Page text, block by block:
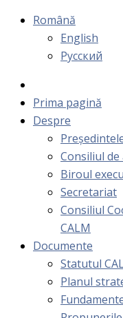
Română
English
Русский
Prima pagină
Despre
Consiliul
Biroul
Secretariat
Consiliul
CALM
Documente
Statutul
Planul